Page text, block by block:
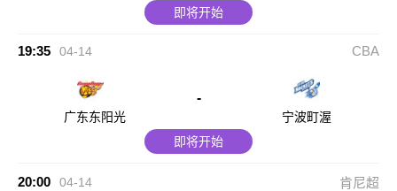
即将开始
19:35 04-14 CBA
广东东阳光
-
宁波町渥
即将开始
20:00 04-14 肯尼超